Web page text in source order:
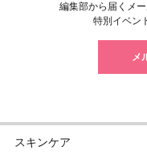
編集部から届くメ
特別イベン
メ
スキンケア